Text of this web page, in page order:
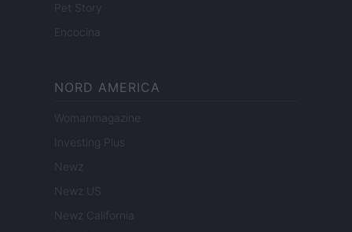
Pet Story
Encocina
NORD AMERICA
Womanmagazine
Investing Plus
Newz
Newz US
Newz California